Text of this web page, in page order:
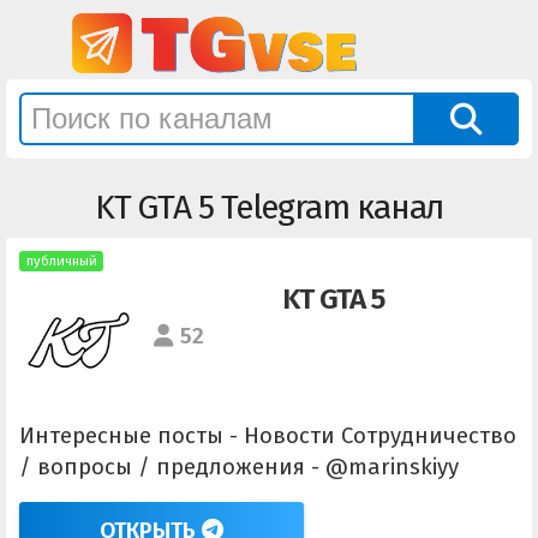
KT GTA 5 Telegram канал
публичный
KT GTA 5
52
Интересные посты - Новости Сотрудничество
/ вопросы / предложения - @marinskiyy
ОТКРЫТЬ